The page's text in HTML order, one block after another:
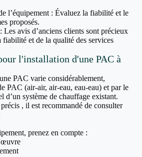
l’équipement : Évaluez la fiabilité et le
proposés.
Les avis d’anciens clients sont précieux
fiabilité et de la qualité des services
l'installation d'une PAC à
PAC varie considérablement,
PAC (air-air, air-eau, eau-eau) et par le
d’un système de chauffage existant.
, il est recommandé de consulter
prenez en compte :